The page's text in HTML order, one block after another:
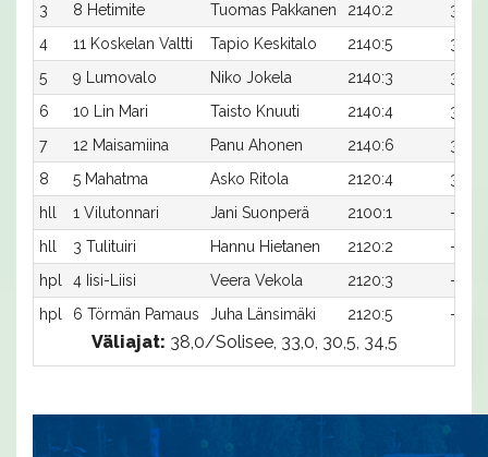
3
8 Hetimite Tuomas Pakkanen 2140:2
34,7
4
11 Koskelan Valtti Tapio Keskitalo 2140:5
34,8
5
9 Lumovalo Niko Jokela 2140:3
36,7x
6
10 Lin Mari Taisto Knuuti 2140:4
37,4x
7
12 Maisamiina Panu Ahonen 2140:6
37,6x
8
5 Mahatma Asko Ritola 2120:4
39,9x
hll
1 Vilutonnari Jani Suonperä 2100:1
-
hll
3 Tulituiri Hannu Hietanen 2120:2
-
hpl
4 Iisi-Liisi Veera Vekola 2120:3
-
hpl
6 Törmän Pamaus Juha Länsimäki 2120:5 -
Väliajat: 38,0/Solisee, 33,0, 30,5, 34,5